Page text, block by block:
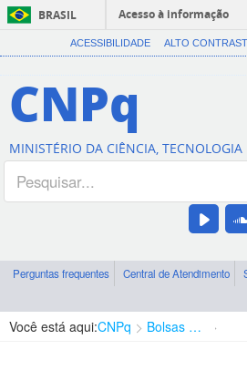
BRASIL
Acesso à informação
ACESSIBILIDADE ALTO
CNPq
MINISTÉRIO DA CIÊNCIA, TECNOLOGIA
Perguntas frequentes Central de Atendimento
Você está aqui:CNPq Bolsas e Auxílios Vigentes